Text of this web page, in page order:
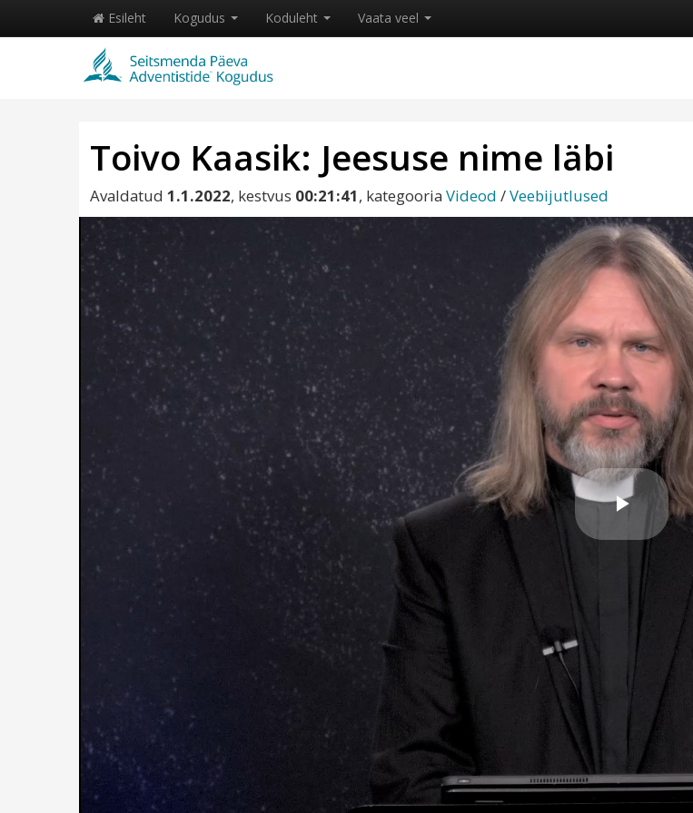
Esileht Kogudus Koduleht Vaata veel
Toivo Kaasik: Jeesuse nime läbi
Avaldatud 1.1.2022, kestvus 00:21:41, kategooria Videod /Veebijutlused
Esita
video